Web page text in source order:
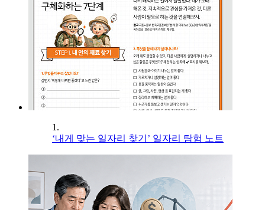
1.
‘내게 맞는 일자리 찾기’ 일자리 탐험 노트